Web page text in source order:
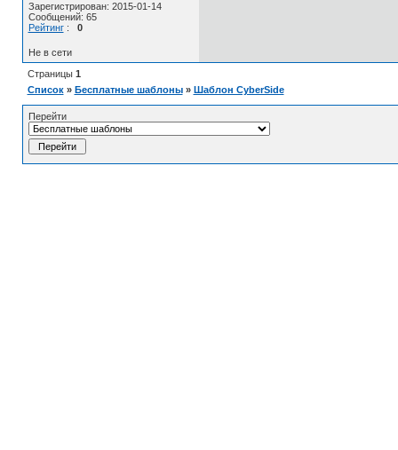
Зарегистрирован: 2015-01-14
Сообщений: 65
Рейтинг: 0
Не в сети
Страницы 1
Список » Бесплатные шаблоны » Шаблон CyberSide
Перейти